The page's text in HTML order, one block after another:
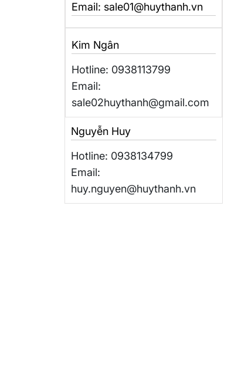
Email: sale01@huythanh.vn
Kim Ngân
Hotline: 0938113799
Email:
sale02huythanh@gmail.com
Nguyễn Huy
Hotline: 0938134799
Email:
huy.nguyen@huythanh.vn